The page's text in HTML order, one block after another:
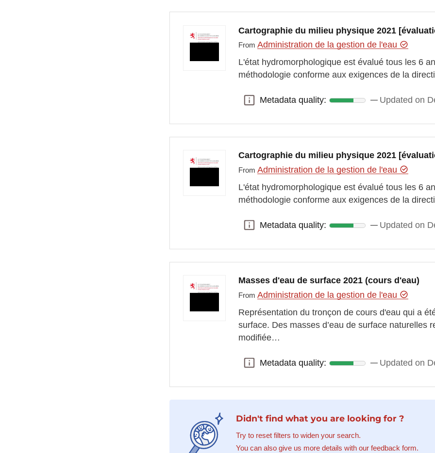
Cartographie du milieu physique 2021
FromAdministration de la gestion de l'eau
L'état hydromorphologique est évalué tous les 6
méthodologie conforme aux exigences de la
Metadata quality:
Metadata quality: Updated on
Cartographie du milieu physique 2021
FromAdministration de la gestion de l'eau
L'état hydromorphologique est évalué tous les 6
méthodologie conforme aux exigences de la
Metadata quality:
Metadata quality: Updated on
Masses d'eau de surface 2021 (cours d'eau)
FromAdministration de la gestion de l'eau
Représentation du tronçon de cours d'eau qui a
surface. Des masses d’eau de surface naturelles
modifiée…
Metadata quality:
Metadata quality: Updated on
Didn't find what you are looking for ?
Try to reset filters to widen your search.
You can also give us more details with our feedback form.